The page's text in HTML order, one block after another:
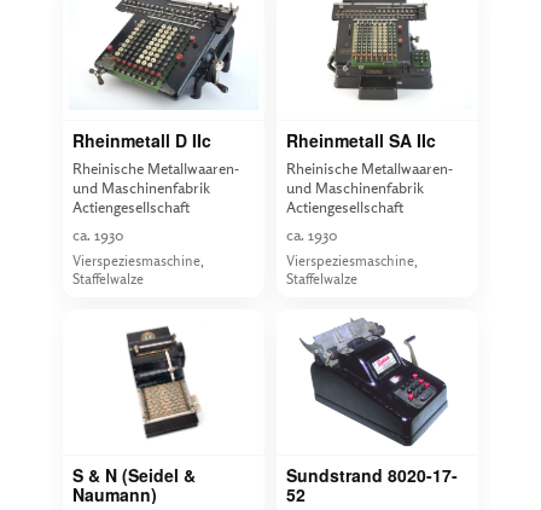
Rheinmetall D IIc
Rheinische Metallwaaren-
und Maschinenfabrik
Actiengesellschaft
ca. 1930
Vierspeziesmaschine,
Staffelwalze
Rheinmetall SA IIc
Rheinische Metallwaaren-
und Maschinenfabrik
Actiengesellschaft
ca. 1930
Vierspeziesmaschine,
Staffelwalze
S & N (Seidel &
Naumann)
Sundstrand 8020-17-
52